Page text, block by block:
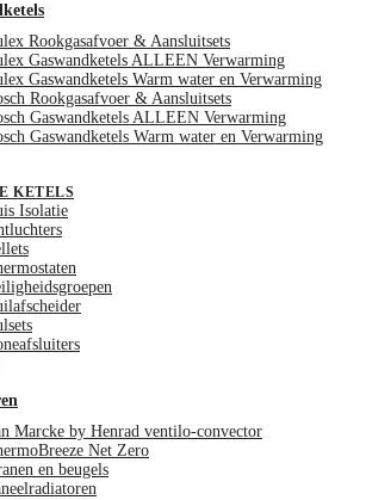
Rookgasafvoer & Aansluitsets
Gaswandketels ALLEEN Verwarming
Gaswandketels Warm water en Verwarming
Rookgasafvoer & Aansluitsets
Gaswandketels ALLEEN Verwarming
Gaswandketels Warm water en Verwarming
KETELS
Isolatie
Marcke by Henrad ventilo-convector
Net Zero
en beugels